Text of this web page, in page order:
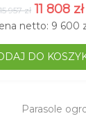
15 957 zł 11 808 zł
netto: 9 600
DO
Parasole